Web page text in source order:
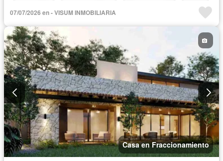
Internet
Electricidad
Agua Cancha de tenis
Televisión por cable
Gas natural
Recámara con closet
Caseta de vigilancia
Wifi
Permite mascotas Permite niños
Solo familias
Parcialmente amueblado
07/07/2026 en - VISUM INMOBILIARIA
Casa en Fraccionamiento